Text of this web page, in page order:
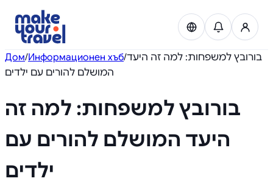
Дом/Информационен хъб/בורובץ למשפחות: למה זה היעד
המושלם להורים עם ילדים
בורובץ למשפחות: למה זה
היעד המושלם להורים עם
ילדים